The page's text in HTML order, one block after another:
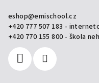
eshop@emischool.cz
+420 777 507 183 -
+420 770 155 800 - škola